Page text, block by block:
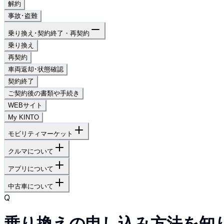
解約
事故･盗難
乗り換え･契約終了・再契約
乗り換え
再契約
車両返却･状態確認
契約終了
ご契約後の書類や手続き
WEBサイト
My KINTO
モビリティマーケット
クルマについて
アプリについて
中古車について
Q